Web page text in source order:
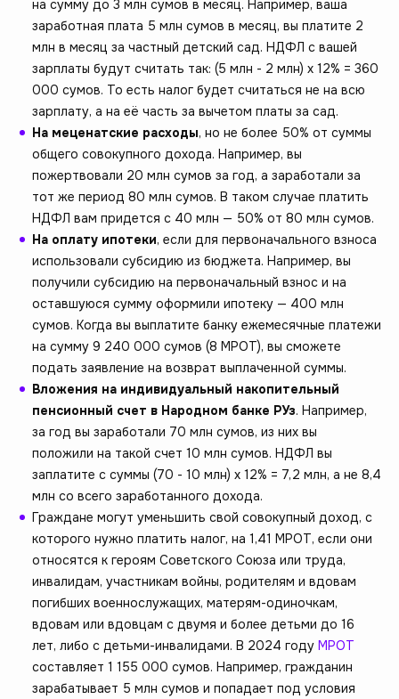
на сумму до 3 млн сумов в месяц. Например, ваша
заработная плата 5 млн сумов в месяц, вы платите 2
млн в месяц за частный детский сад. НДФЛ с вашей
зарплаты будут считать так: (5 млн - 2 млн) х 12% = 360
000 сумов. То есть налог будет считаться не на всю
зарплату, а на её часть за вычетом платы за сад.
На меценатские расходы, но не более 50% от суммы
общего совокупного дохода. Например, вы
пожертвовали 20 млн сумов за год, а заработали за
тот же период 80 млн сумов. В таком случае платить
НДФЛ вам придется с 40 млн — 50% от 80 млн сумов.
На оплату ипотеки, если для первоначального взноса
использовали субсидию из бюджета. Например, вы
получили субсидию на первоначальный взнос и на
оставшуюся сумму оформили ипотеку — 400 млн
сумов. Когда вы выплатите банку ежемесячные платежи
на сумму 9 240 000 сумов (8 МРОТ), вы сможете
подать заявление на возврат выплаченной суммы.
Вложения на индивидуальный накопительный
пенсионный счет в Народном банке РУз. Например,
за год вы заработали 70 млн сумов, из них вы
положили на такой счет 10 млн сумов. НДФЛ вы
заплатите с суммы (70 - 10 млн) х 12% = 7,2 млн, а не 8,4
млн со всего заработанного дохода.
Граждане могут уменьшить свой совокупный доход, с
которого нужно платить налог, на 1,41 МРОТ, если они
относятся к героям Советского Союза или труда,
инвалидам, участникам войны, родителям и вдовам
погибших военнослужащих, матерям-одиночкам,
вдовам или вдовцам с двумя и более детьми до 16
лет, либо с детьми-инвалидами. В 2024 году МРОТ
составляет 1 155 000 сумов. Например, гражданин
зарабатывает 5 млн сумов и попадает под условия